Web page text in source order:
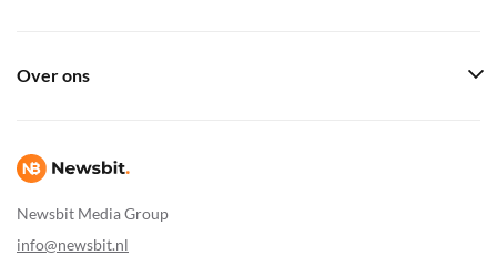
Newsbit Media Group
info@newsbit.nl
Over ons